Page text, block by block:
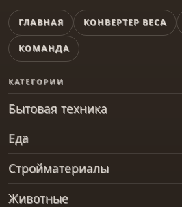
ГЛАВНАЯ КОНВЕРТЕР ВЕСА
КОМАНДА
КАТЕГОРИИ
Бытовая техника
Еда
Стройматериалы
Животные